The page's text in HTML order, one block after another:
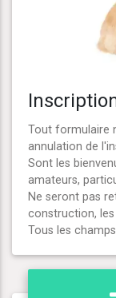
Tout formulaire
annulation de
Sont les
amateurs,
Ne seront pas
construction, les
Tous les